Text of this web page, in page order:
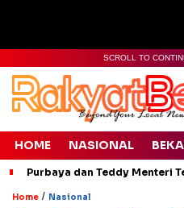
SCROLL TO
HOME NASIONAL
Purbaya dan Teddy Menteri
Home / Nasional